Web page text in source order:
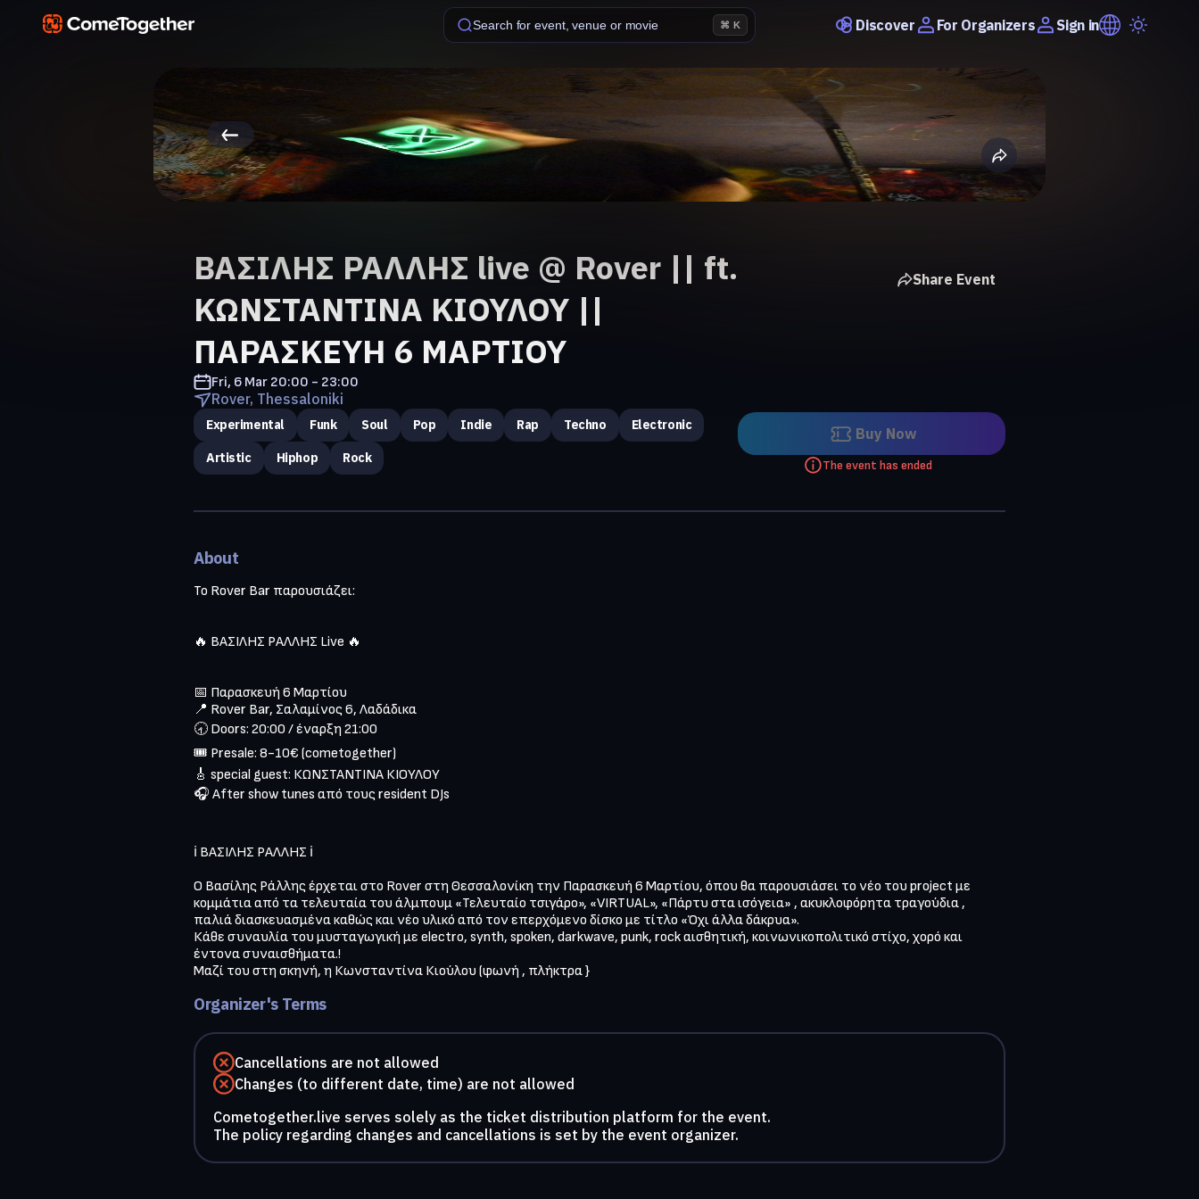
Search for event, venue or movie ⌘ K Discover For Organizers Sign in
ΒΑΣΙΛΗΣ ΡΑΛΛΗΣ live @ Rover || ft.
ΚΩΝΣΤΑΝΤΙΝΑ ΚΙΟΥΛΟΥ ||
ΠΑΡΑΣΚΕΥΗ 6 ΜΑΡΤΙΟΥ
Fri, 6 Mar 20:00 - 23:00
Rover, Thessaloniki
Experimental Funk Soul Pop Indie Rap Techno Electronic
Artistic Hiphop Rock
Share Event
Buy Now
The event has ended
About
Το Rover Bar παρουσιάζει:
🔥 ΒΑΣΙΛΗΣ ΡΑΛΛΗΣ Live 🔥
📅 Παρασκευή 6 Μαρτίου
📍 Rover Bar, Σαλαμίνος 6, Λαδάδικα
🕣 Doors: 20:00 / έναρξη 21:00
🎟️ Presale: 8-10€ (cometogether)
🎸 special guest: ΚΩΝΣΤΑΝΤΙΝΑ ΚΙΟΥΛΟΥ
🎧 After show tunes από τους resident DJs
ℹ️ ΒΑΣΙΛΗΣ ΡΑΛΛΗΣ ℹ️
Ο Βασίλης Ράλλης έρχεται στο Rover στη Θεσσαλονίκη την Παρασκευή 6 Μαρτίου, όπου θα παρουσιάσει το νέο του project με
κομμάτια από τα τελευταία του άλμπουμ «Τελευταίο τσιγάρο», «VIRTUAL», «Πάρτυ στα ισόγεια» , ακυκλοφόρητα τραγούδια ,
παλιά διασκευασμένα καθώς και νέο υλικό από τον επερχόμενο δίσκο με τίτλο «Όχι άλλα δάκρυα».
Κάθε συναυλία του μυσταγωγική με electro, synth, spoken, darkwave, punk, rock αισθητική, κοινωνικοπολιτικό στίχο, χορό και
έντονα συναισθήματα.!
Μαζί του στη σκηνή, η Κωνσταντίνα Κιούλου (φωνή , πλήκτρα }
Organizer's Terms
Cancellations are not allowed
Changes (to different date, time) are not allowed
Cometogether.live serves solely as the ticket distribution platform for the event.
The policy regarding changes and cancellations is set by the event organizer.